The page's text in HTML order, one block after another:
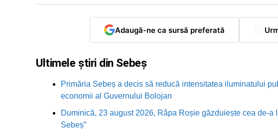
Adaugă-ne ca sursă preferată
Ultimele știri din Sebeș
Primăria Sebeș a decis să reducă intensitatea iluminatului
economii al Guvernului Bolojan
Duminică, 23 august 2026, Râpa Roșie găzduiește cea de-a
Sebeș”